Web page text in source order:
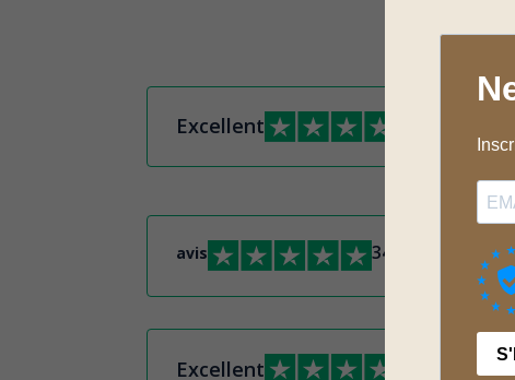
Excellent
347
Excellent